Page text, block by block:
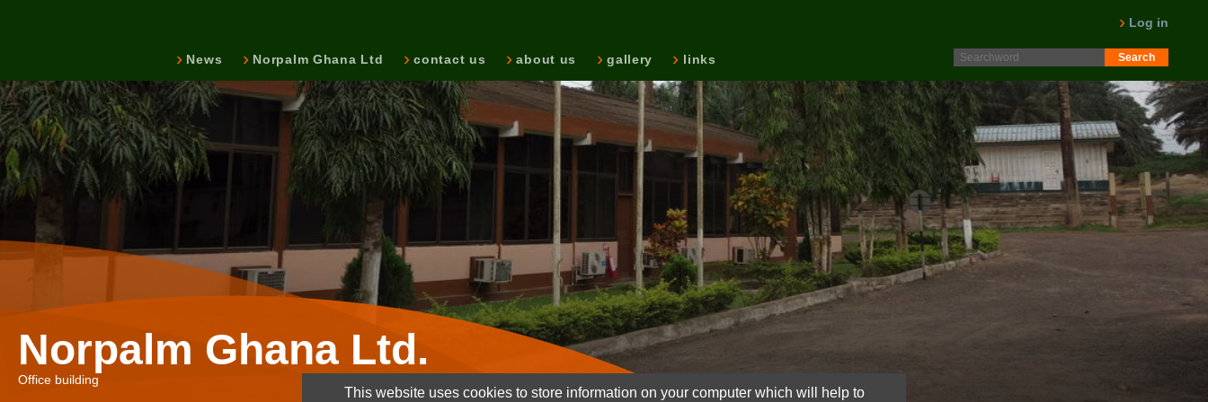
News Norpalm Ghana Ltd contact us about us gallery links
Log in
Intranett. Logg in. Minutes from AGM 2025 is now available
LES MER
Norpalm Ghana Ltd.
Office building
This website uses cookies to store information on your computer which will help to